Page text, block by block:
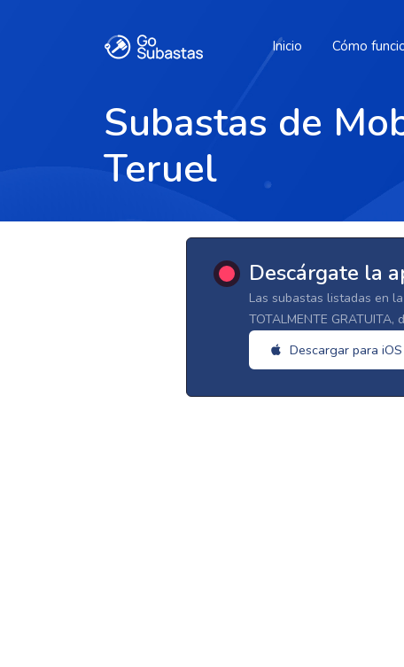
Inicio Cómo
Subastas de
Teruel
Descárgate la
Las subastas listadas en
TOTALMENTE GRATUITA,
Descargar para iOS